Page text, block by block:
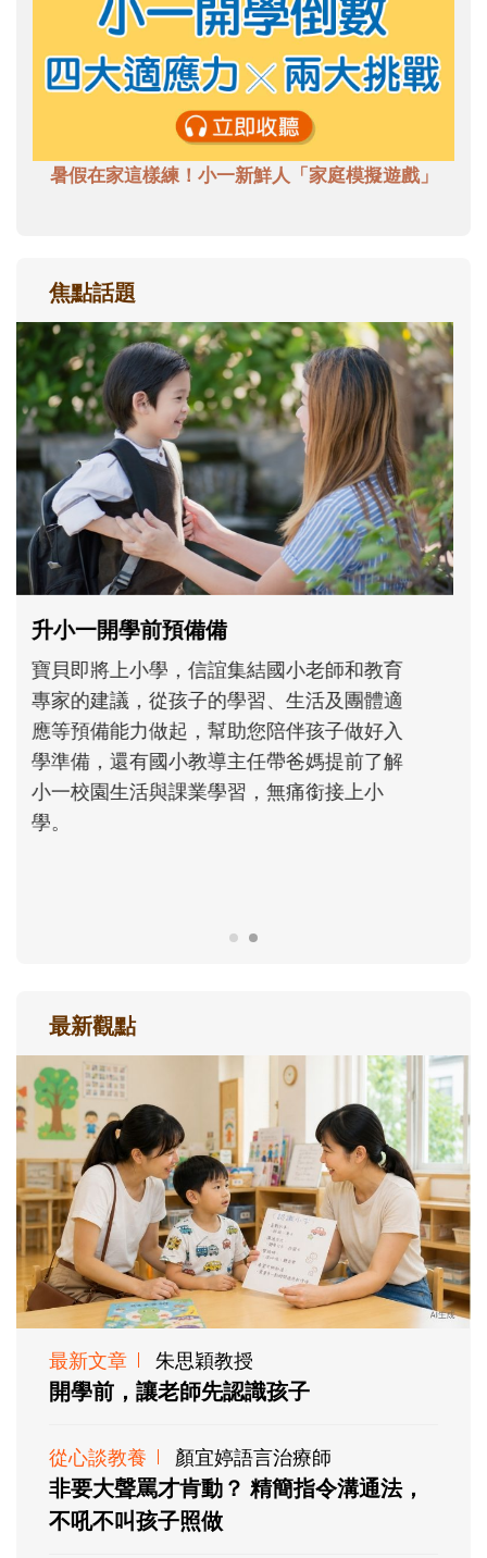
暑假在家這樣練！小一新鮮人「家庭模擬遊戲」
焦點話題
和孩子一起長大的那個男人│讀懂父親的
不同模樣
沒有人天生就擅長當爸爸！男人總是在一次
次「前所未有」的體驗中，跟著孩子一起長
大。從給予安全感的肢體遊戲，到獨立自
主、角色認同及解決問題的能力養成。爸爸
正嘗試用不同的模樣，參與孩子每個重要的
最新觀點
最新文章 朱思穎教授
開學前，讓老師先認識孩子
從心談教養 顏宜婷語言治療師
非要大聲罵才肯動？ 精簡指令溝通法，
不吼不叫孩子照做